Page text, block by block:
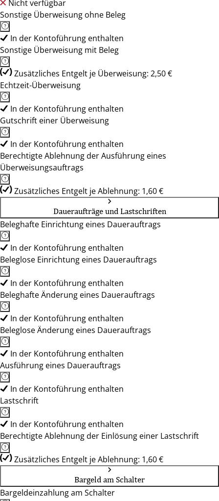
Nicht verfügbar
Sonstige Überweisung ohne Beleg
In der Kontoführung enthalten
Sonstige Überweisung mit Beleg
Zusätzliches Entgelt je Überweisung: 2,50 €
Echtzeit-Überweisung
In der Kontoführung enthalten
Gutschrift einer Überweisung
In der Kontoführung enthalten
Berechtigte Ablehnung der Ausführung eines
Überweisungsauftrags
Zusätzliches Entgelt je Ablehnung: 1,60 €
Daueraufträge und Lastschriften
Beleghafte Einrichtung eines Dauerauftrags
In der Kontoführung enthalten
Beleglose Einrichtung eines Dauerauftrags
In der Kontoführung enthalten
Beleghafte Änderung eines Dauerauftrags
In der Kontoführung enthalten
Beleglose Änderung eines Dauerauftrags
In der Kontoführung enthalten
Ausführung eines Dauerauftrags
In der Kontoführung enthalten
Lastschrift
In der Kontoführung enthalten
Berechtigte Ablehnung der Einlösung einer Lastschrift
Zusätzliches Entgelt je Ablehnung: 1,60 €
Bargeld am Schalter
Bargeldeinzahlung am Schalter